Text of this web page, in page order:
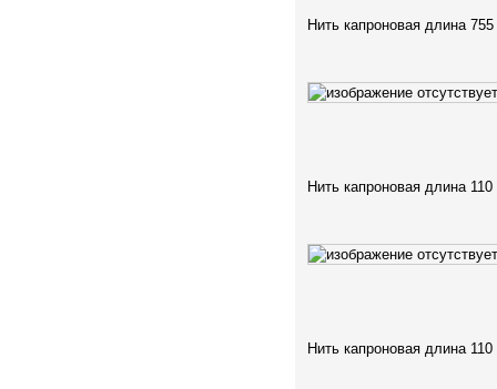
Нить капроновая длина
Нить капроновая длина
Нить капроновая длина